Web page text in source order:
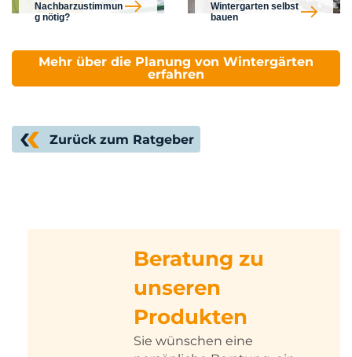
Nachbarzustimmun
g nötig?
Wintergarten selbst
bauen
Mehr über die Planung von Wintergärten
erfahren
Zurück zum Ratgeber
Beratung zu
unseren
Produkten
Sie wünschen eine